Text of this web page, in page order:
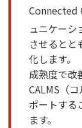
Connected
ュニケーシ
させるとと
化します。
成熟度で改
CALMS（
ポートする
ます。